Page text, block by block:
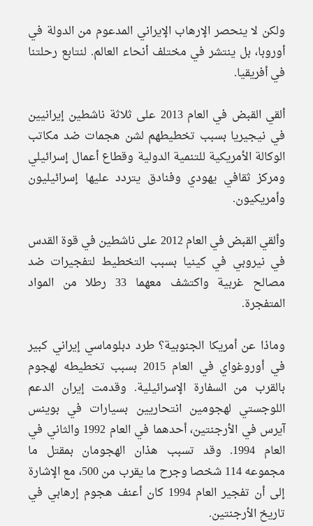
ولكن لا ينحصر الإرهاب الإيراني المدعوم من الدولة في
أوروبا، بل ينتشر في مختلف أنحاء العالم. لنتابع رحلتنا
في أفريقيا.
ألقي القبض في العام 2013 على ثلاثة ناشطين إيرانيين
في نيجيريا بسبب تخطيطهم لشن هجمات ضد مكاتب
الوكالة الأمريكية للتنمية الدولية وقطاع أعمال إسرائيلي
ومركز ثقافي يهودي وفنادق يتردد عليها إسرائيليون
وأمريكيون.
وألقي القبض في العام 2012 على ناشطين في قوة القدس
في نيروبي في كينيا بسبب التخطيط لتفجيرات ضد
مصالح غربية واكتشف معهما 33 رطلا من المواد
المتفجرة.
وماذا عن أمريكا الجنوبية؟ طرد دبلوماسي إيراني كبير
في أوروغواي في العام 2015 بسبب تخطيطه لهجوم
بالقرب من السفارة الإسرائيلية. وقدمت إيران الدعم
اللوجستي لهجومين انتحاريين بسيارات في بوينس
آيرس في الأرجنتين، أحدهما في العام 1992 والثاني في
العام 1994. وقد تسبب هذان الهجومان بمقتل ما
مجموعه 114 شخصا وجرح ما يقرب من 500، مع الإشارة
إلى أن تفجير العام 1994 كان أعنف هجوم إرهابي في
تاريخ الأرجنتين.